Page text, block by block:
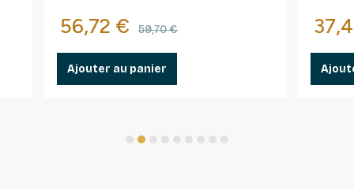
Prix
56,72 € Prix de base
59,70 €
Ajouter au panier
Prix